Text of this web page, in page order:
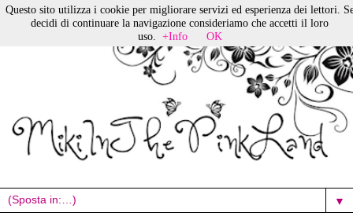
▼
Questo sito utilizza i cookie per migliorare servizi ed esperienza dei lettori.
decidi di continuare la navigazione consideriamo che accetti il loro
uso.
+Info OK